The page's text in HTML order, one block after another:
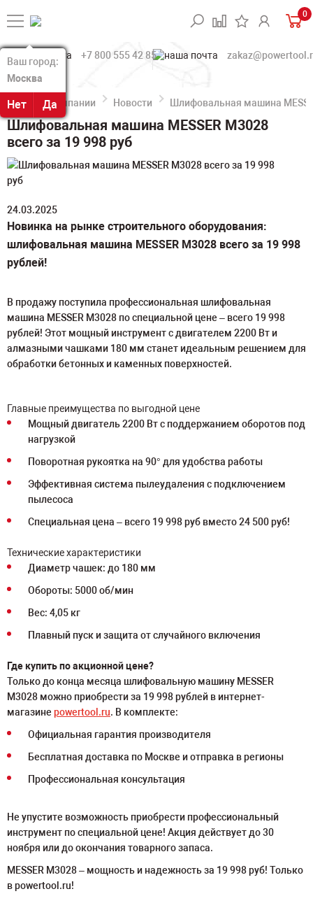
Ваш город:
Москва
Нет Да
Ваш город:
Москва
Нет Да
0
+7 800 555 42 85
О компании Новости Шлифовальная машина
Шлифовальная машина MESSER M3028
всего за 19 998 руб
24.03.2025
Новинка на рынке строительного оборудования:
шлифовальная машина MESSER M3028 всего за 19 998
рублей!
В продажу поступила профессиональная шлифовальная
машина MESSER M3028 по специальной цене – всего 19 998
рублей! Этот мощный инструмент с двигателем 2200 Вт и
алмазными чашками 180 мм станет идеальным решением для
обработки бетонных и каменных поверхностей.
Главные преимущества по выгодной цене
Мощный двигатель 2200 Вт с поддержанием оборотов под
нагрузкой
Поворотная рукоятка на 90° для удобства работы
Эффективная система пылеудаления с подключением
пылесоса
Специальная цена – всего 19 998 руб вместо 24 500 руб!
Технические характеристики
Диаметр чашек: до 180 мм
Обороты: 5000 об/мин
Вес: 4,05 кг
Плавный пуск и защита от случайного включения
Где купить по акционной цене?
Только до конца месяца шлифовальную машину MESSER
M3028 можно приобрести за 19 998 рублей в интернет-
магазине powertool.ru. В комплекте:
Официальная гарантия производителя
Бесплатная доставка по Москве и отправка в регионы
Профессиональная консультация
Не упустите возможность приобрести профессиональный
инструмент по специальной цене! Акция действует до 30
ноября или до окончания товарного запаса.
MESSER M3028 – мощность и надежность за 19 998 руб! Только
в powertool.ru!